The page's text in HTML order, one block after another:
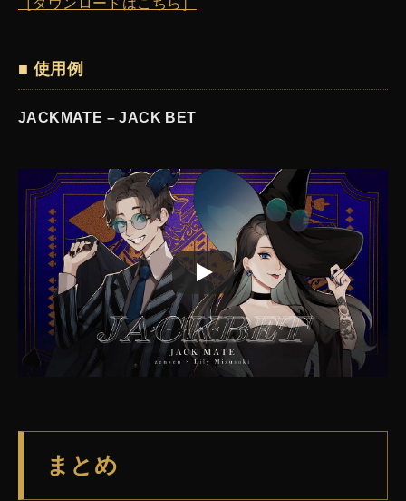
［ダウンロードはこちら］
■ 使用例
JACKMATE – JACK BET
まとめ